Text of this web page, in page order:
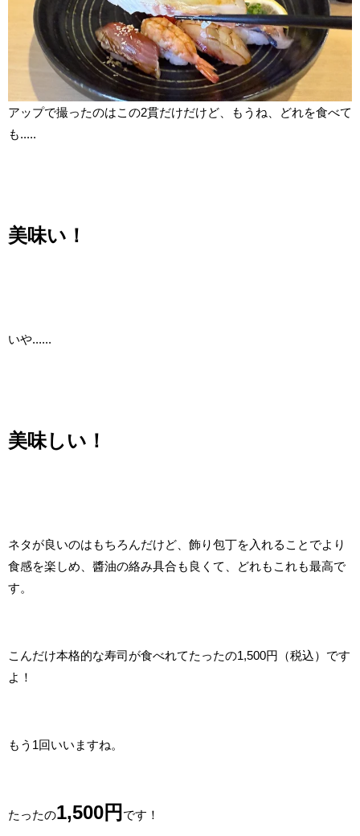
アップで撮ったのはこの2貫だけだけど、もうね、どれを食べて
も.....
美味い！
いや......
美味しい！
ネタが良いのはもちろんだけど、飾り包丁を入れることでより
食感を楽しめ、醬油の絡み具合も良くて、どれもこれも最高で
す。
こんだけ本格的な寿司が食べれてたったの1,500円（税込）です
よ！
もう1回いいますね。
たったの1,500円 です！